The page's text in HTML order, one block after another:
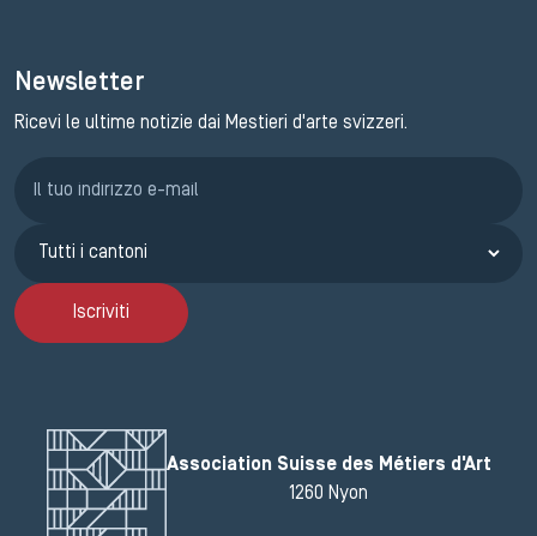
Newsletter
Ricevi le ultime notizie dai Mestieri d'arte svizzeri.
Iscriviti
Association Suisse des Métiers d'Art
1260 Nyon